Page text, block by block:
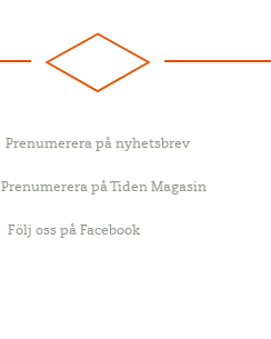
Prenumerera på nyhetsbrev
Prenumerera på Tiden Magasin
Följ oss på Facebook